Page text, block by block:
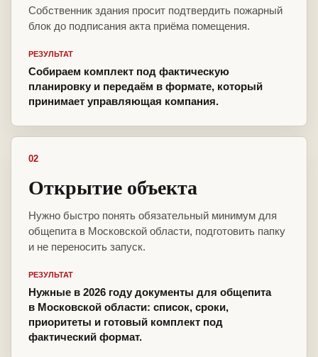
Собственник здания просит подтвердить пожарный
блок до подписания акта приёма помещения.
РЕЗУЛЬТАТ
Собираем комплект под фактическую
планировку и передаём в формате, который
принимает управляющая компания.
02
Открытие объекта
Нужно быстро понять обязательный минимум для
общепита в Московской области, подготовить папку
и не переносить запуск.
РЕЗУЛЬТАТ
Нужные в 2026 году документы для общепита
в Московской области: список, сроки,
приоритеты и готовый комплект под
фактический формат.